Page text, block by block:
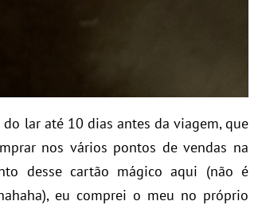
lar até 10 dias antes da viagem, que
nos vários pontos de vendas na
desse cartão mágico aqui (não é
eu comprei o meu no próprio